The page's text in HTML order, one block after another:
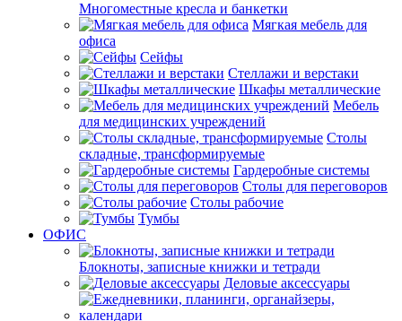
Многоместные кресла и банкетки
Мягкая мебель для
офиса
Сейфы
Стеллажи и верстаки
Шкафы металлические
Мебель
для медицинских учреждений
Столы
складные, трансформируемые
Гардеробные системы
Столы для переговоров
Столы рабочие
Тумбы
ОФИС
Блокноты, записные книжки и тетради
Деловые аксессуары